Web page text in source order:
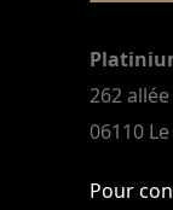
262
06110
Pour